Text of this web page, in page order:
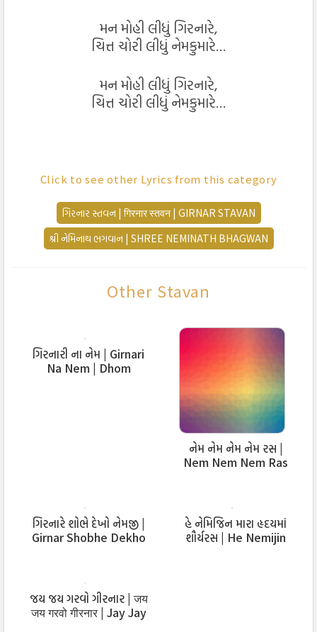
મન મોહી લીધું ગિરનારે,
ચિત્ત ચોરી લીધું નેમકુમારે…
મન મોહી લીધું ગિરનારે,
ચિત્ત ચોરી લીધું નેમકુમારે…
यादो मा ने स्वप्नो मा बस तुं छे दिन रात,
तुं दोष संताप टाळे,
तुं भवसागर थी उगारे,
तुं कर्म कोडो ना बळे,
चित्त चोरी लीधुं नेमकुमारे…
मन मोही लीधुं गिरनारे,
चित्त चोरी लीधुं नेमकुमारे…
ज्यां साधना नी बहार छे, सिद्धि नो जे दातार छे,
सौंदर्य एवुं अपार छे, देवलोक ने पडकार छे,
साहससावाने संयम अंगीकार,
कैवल्य ने वर्या नेमकुमार,
मन मोही लीधुं गिरनारे,
मन मोही लीधुं गिरनारे,
चित्त चोरी लीधुं नेमकुमारे…
Click to see other Lyrics from this category
ગિરનાર સ્તવન | गिरनार स्तवन | GIRNAR STAVAN
શ્રી નેમિનાથ ભગવાન | SHREE NEMINATH BHAGWAN
Other Stavan
ગિરનારી ના નેમ | Girnari
Na Nem | Dhom
નેમ નેમ નેમ નેમ રસ |
Nem Nem Nem Ras
ગિરનારે શોભે દેખો નેમજી |
Girnar Shobhe Dekho
હે નેમિજિન મારા હૃદયમાં
શૌર્યરસ | He Nemijin
જય જય ગરવો ગીરનાર | जय
जय गरवो गीरनार | Jay Jay